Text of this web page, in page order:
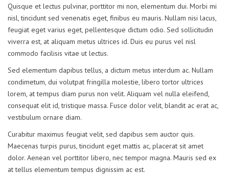
Quisque et lectus pulvinar, porttitor mi non, elementum dui. Morbi mi
nisl, tincidunt sed venenatis eget, finibus eu mauris. Nullam nisi lacus,
feugiat eget varius eget, pellentesque dictum odio. Sed sollicitudin
viverra est, at aliquam metus ultrices id. Duis eu purus vel nisl
commodo facilisis vitae ut lectus.
Sed elementum dapibus tellus, a dictum metus interdum ac. Nullam
condimetum, dui volutpat fringilla molestie, libero tortor ultrices
lorem, at tempus diam purus non velit. Aliquam vel nulla eleifend,
consequat elit id, tristique massa. Fusce dolor velit, blandit ac erat ac,
vestibulum ornare diam.
Curabitur maximus feugiat velit, sed dapibus sem auctor quis.
Maecenas turpis purus, tincidunt eget mattis ac, placerat sit amet
dolor. Aenean vel porttitor libero, nec tempor magna. Mauris sed ex
at tellus elementum tempus dignissim ac est.